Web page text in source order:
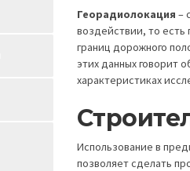
Георадиолокация –
воздействии, то есть
границ дорожного
этих данных говорит
характеристиках
Использование в
позволяет сделать